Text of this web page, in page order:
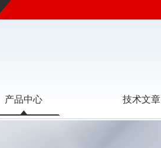
产品中心 技术文章